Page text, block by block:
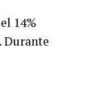
14%
Durante